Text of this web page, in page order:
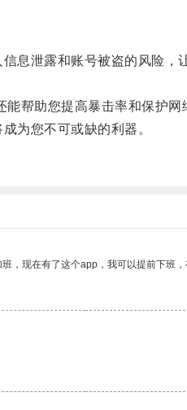
泄露和账号被盗的风险，
帮助您提高暴击率和保护网
为您不可或缺的利器。
，现在有了这个app，我可以提前下班，